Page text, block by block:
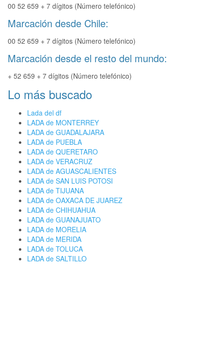
00 52 659 + 7 dígitos (Número telefónico)
Marcación desde Chile:
00 52 659 + 7 dígitos (Número telefónico)
Marcación desde el resto del mundo:
+ 52 659 + 7 dígitos (Número telefónico)
Lo más buscado
Lada del df
LADA de MONTERREY
LADA de GUADALAJARA
LADA de PUEBLA
LADA de QUERETARO
LADA de VERACRUZ
LADA de AGUASCALIENTES
LADA de SAN LUIS POTOSI
LADA de TIJUANA
LADA de OAXACA DE JUAREZ
LADA de CHIHUAHUA
LADA de GUANAJUATO
LADA de MORELIA
LADA de MERIDA
LADA de TOLUCA
LADA de SALTILLO